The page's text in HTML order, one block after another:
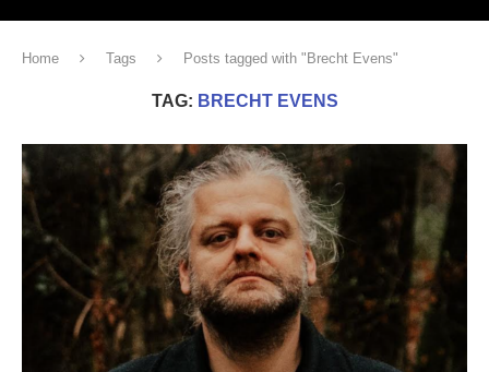
Home Tags Posts tagged with "Brecht Evens"
TAG: BRECHT EVENS